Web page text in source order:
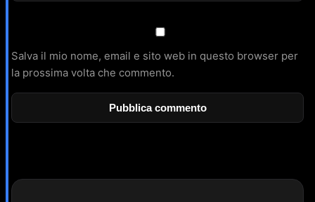
Salva il mio nome, email e sito web in questo browser per
la prossima volta che commento.